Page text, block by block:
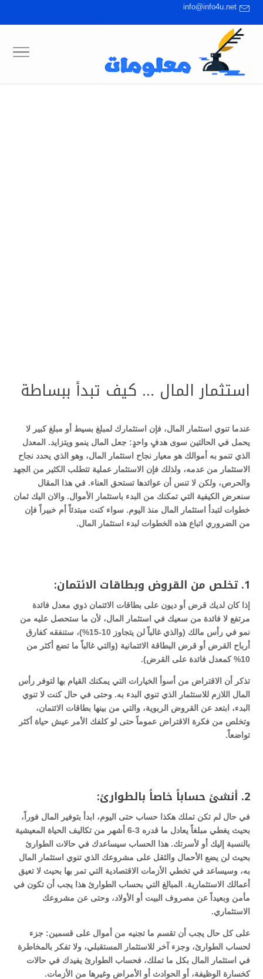
info@info4u.net
استثمار المال … كيف تبدأ ببساطة
عندما تنوي استثمار المال، فإن استثمارك لمبلغ بسيط أو مبلغ كبير لا
يحمل في الحالتين سوى هدفٍ واحدٍ: جعل المال ينمو ويتزايد. المعدل
الذي تنمو به أموالك هو معيار نجاح استثمار المال، وهو الذي يحدد نجاح
الاستثمار من عدمه، ولذلك فإن الاستثمار عملية تتطلب الكثير من الجهد
والحرص، ولكن لا تنس أن عوائدها تستحق العناء. في هذا المقال
سنعرض الكيفية التي تمكنك من البدء باستثمار الأموال. والان اليك ثمان
خطوات لتبدأ استثمار المال منذ اليوم. سواء كنت مبتدئاً أم خبيراً فإن
من الضروري اتباع هذه الخطوات لبدء استثمار المال.
1. تخلص من القروض وبطاقات الائتمان:
إذا كان لديك قرض أو ديون على بطاقات الائتمان ذوي معدل فائدة
مرتفع لا فائدة من سعيك في استثمار المال، لأن ما ستحصل عليه من
نمو في رأس مالك (والذي غالباً لن يتجاوز 10-15%)، ستنفقه كفارق
أرباح القرض أو قرض البطاقة الائتمانية (والتي غالباً ما تضع أكثر من
10% كمعدل فائدة على القرض).
تذكر أن الاقتراض من أسوأ الخيارات التي يمكنك القيام بها لتوفر رأس
المال اللازم للاستثمار الذي تنوي البدء به. وحتى في حال كنت لا تنوي
البدء، ابتعد عن القروض الربوية، والتي من بينها بطاقات الائتمان،
وتخلص من فكرة الاقتراض عموماً حتى لو كلفك الأمر عيش حياة أكثر
تواضعاً.
2. أنشئ حساباً خاصاً بالطوارئ:
في حال لم تكن تملك هكذا حساب حتى اليوم، ابدأ بتوفير المال فوراً،
بحيث يغطي مبلغاً يعادل ما قدره 3-6 أشهر من تكاليف الحياة المعيشية
بالنسبة إليك أو لأسرتك. هذا الحساب سيساعدك في حالات الطوارئ
بحيث لن يضع الأحمال والثقل على مشروعك الذي تنوي استثمار المال
به، وسيساعد في تخطي الأزمات الاقتصادية التي تمر بها بحيث لا تعيق
أعمالك الاستثمارية. المبالغ التي بحساب الطوارئ هذا يجب أن تكون في
مأمن وبعيداً عن مصروف البيت أو الأولاد، وحتى عن مشروعك
الاستثماري.
على كل حال يجب أن تقسم ما تجنيه من أموال على قسمين: جزء
لحساب الطوارئ، وجزء آخر للاستثمار المستقبلي، ولا تفكر بالمخاطرة
في استثمار المال بكل ما تملك، فحساب الطوارئ يفيدك في حالات
كخسارة الوظيفة، أو الحوادث أو الأمراض وغيرها من الأزمات.